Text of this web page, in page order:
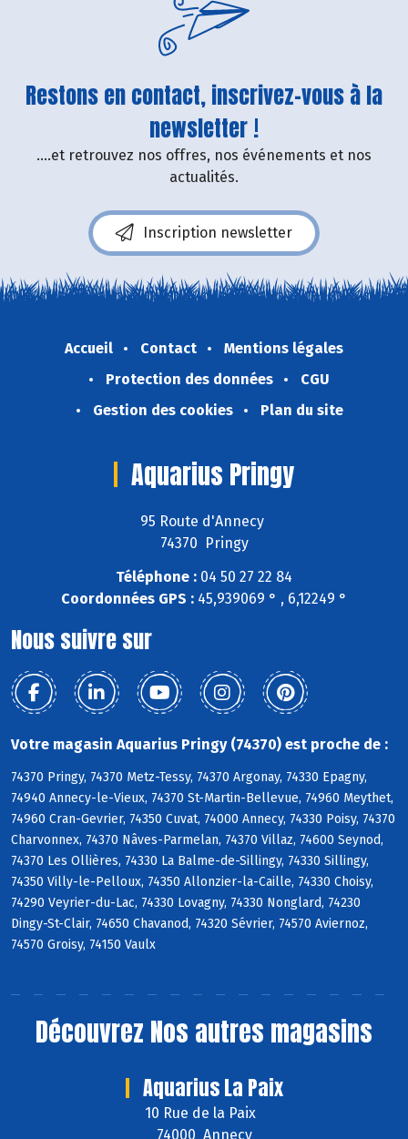
Restons en contact, inscrivez-vous à la
newsletter !
....et retrouvez nos offres, nos événements et nos
actualités.
Inscription newsletter
Accueil Contact
Mentions légales
Protection des données
CGU
Gestion des cookies
Plan du site
Aquarius Pringy
95 Route d'Annecy
74370 Pringy
Téléphone : 04 50 27 22 84
Coordonnées GPS : 45,939069 ° , 6,12249 °
Nous suivre sur
Votre magasin Aquarius Pringy (74370) est proche de :
74370 Pringy, 74370 Metz-Tessy, 74370 Argonay, 74330 Epagny,
74940 Annecy-le-Vieux, 74370 St-Martin-Bellevue, 74960 Meythet,
74960 Cran-Gevrier, 74350 Cuvat, 74000 Annecy, 74330 Poisy, 74370
Charvonnex, 74370 Nâves-Parmelan, 74370 Villaz, 74600 Seynod,
74370 Les Ollières, 74330 La Balme-de-Sillingy, 74330 Sillingy,
74350 Villy-le-Pelloux, 74350 Allonzier-la-Caille, 74330 Choisy,
74290 Veyrier-du-Lac, 74330 Lovagny, 74330 Nonglard, 74230
Dingy-St-Clair, 74650 Chavanod, 74320 Sévrier, 74570 Aviernoz,
74570 Groisy, 74150 Vaulx
Découvrez Nos autres magasins
Aquarius La Paix
10 Rue de la Paix
74000 Annecy